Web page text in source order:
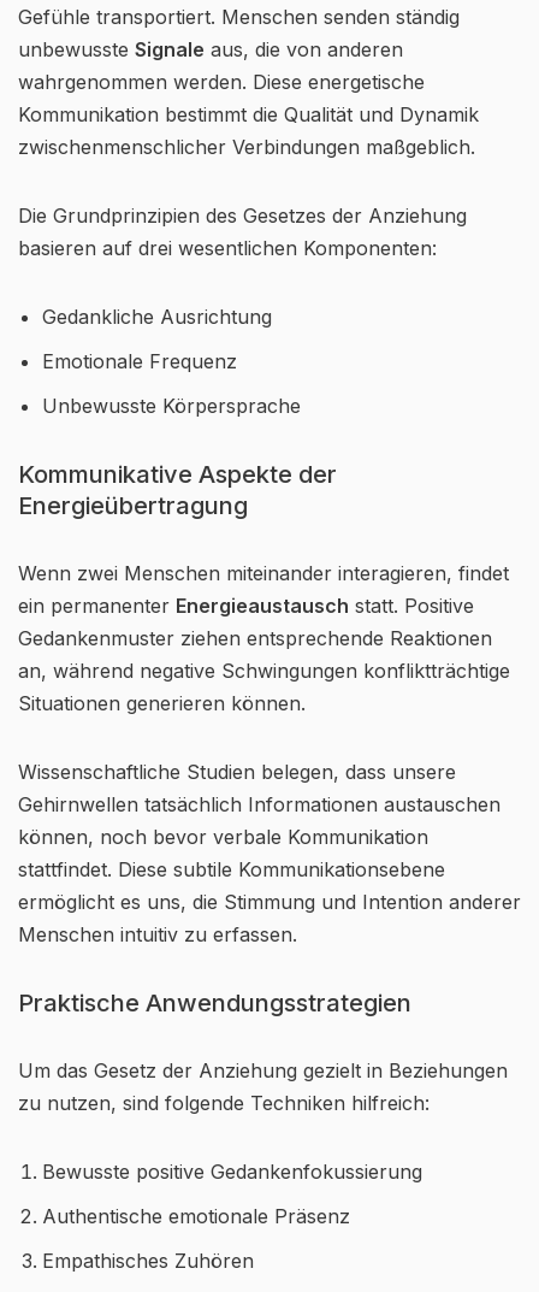
Gefühle transportiert. Menschen senden ständig
unbewusste Signale aus, die von anderen
wahrgenommen werden. Diese energetische
Kommunikation bestimmt die Qualität und Dynamik
zwischenmenschlicher Verbindungen maßgeblich.
Die Grundprinzipien des Gesetzes der Anziehung
basieren auf drei wesentlichen Komponenten:
Gedankliche Ausrichtung
Emotionale Frequenz
Unbewusste Körpersprache
Kommunikative Aspekte der
Energieübertragung
Wenn zwei Menschen miteinander interagieren, findet
ein permanenter Energieaustausch statt. Positive
Gedankenmuster ziehen entsprechende Reaktionen
an, während negative Schwingungen konfliktträchtige
Situationen generieren können.
Wissenschaftliche Studien belegen, dass unsere
Gehirnwellen tatsächlich Informationen austauschen
können, noch bevor verbale Kommunikation
stattfindet. Diese subtile Kommunikationsebene
ermöglicht es uns, die Stimmung und Intention anderer
Menschen intuitiv zu erfassen.
Praktische Anwendungsstrategien
Um das Gesetz der Anziehung gezielt in Beziehungen
zu nutzen, sind folgende Techniken hilfreich:
Bewusste positive Gedankenfokussierung
Authentische emotionale Präsenz
Empathisches Zuhören